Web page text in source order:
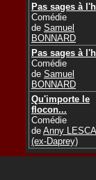
Pas sages à
Comédie
de Samuel
BONNARD
Pas sages à
Comédie
de Samuel
BONNARD
Qu'importe le
flocon...
Comédie
de Anny
(ex-Daprey)